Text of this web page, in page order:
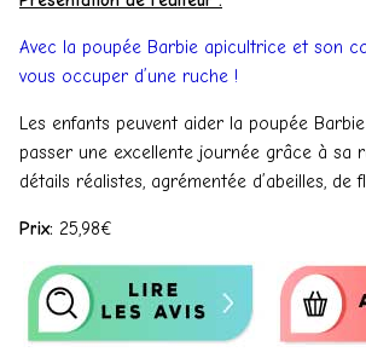
Avec la poupée Barbie apicultrice et son
vous occuper d’une ruche !
Les enfants peuvent aider la poupée
passer une excellente journée grâce à sa
détails réalistes, agrémentée d’abeilles, de
Prix: 25,98€